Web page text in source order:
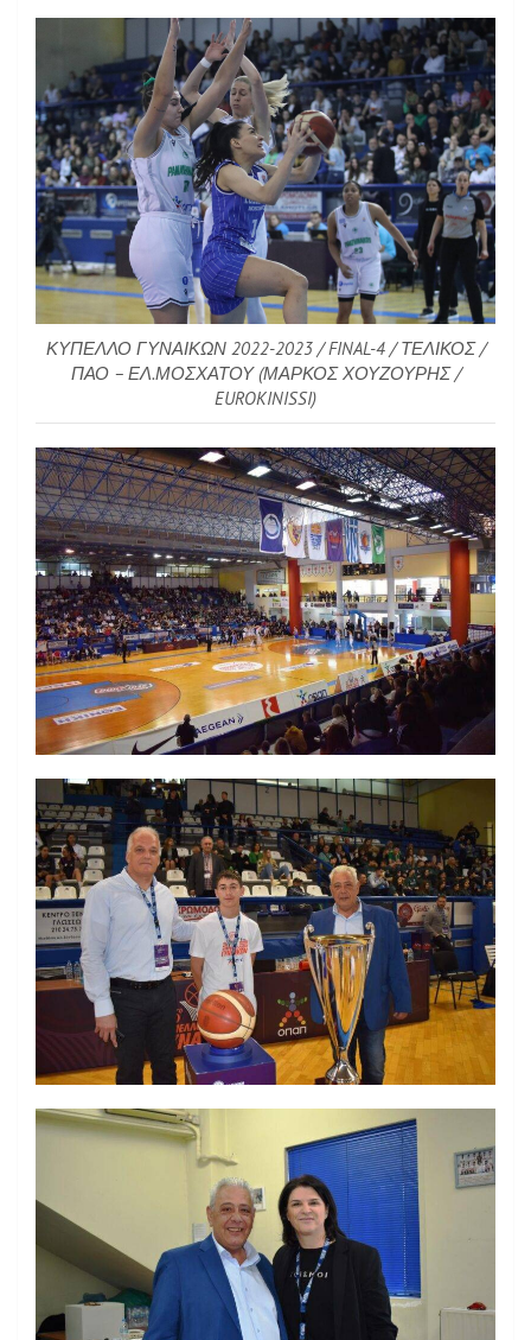
ΚΥΠΕΛΛΟ ΓΥΝΑΙΚΩΝ 2022-2023 / FINAL-4 / ΤΕΛΙΚΟΣ /
ΠΑΟ – ΕΛ.ΜΟΣΧΑΤΟΥ (ΜΑΡΚΟΣ ΧΟΥΖΟΥΡΗΣ /
EUROKINISSI)